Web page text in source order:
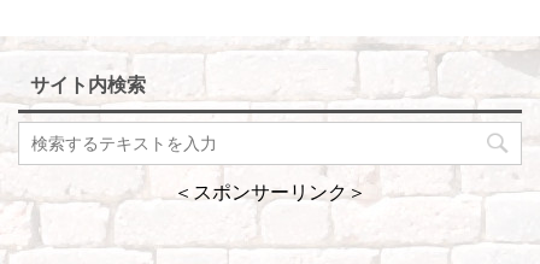
サイト内検索
＜スポンサーリンク＞